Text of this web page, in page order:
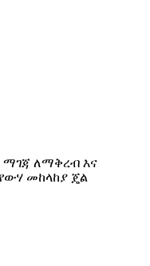
ማገጃ ለማቅረብ እና
መከላከያ ጄል